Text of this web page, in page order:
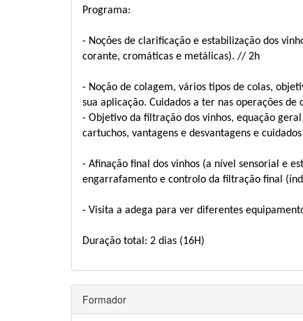
Programa:
- Noções de clarificação e estabilização dos
corante, cromáticas e metálicas). // 2h
- Noção de colagem, vários tipos de colas,
sua aplicação. Cuidados a ter nas operações de
- Objetivo da filtração dos vinhos, equação
cartuchos, vantagens e desvantagens e
- Afinação final dos vinhos (a nível sensorial e
engarrafamento e controlo da filtração final
- Visita a adega para ver diferentes
Duração total: 2 dias (16H)
Formador